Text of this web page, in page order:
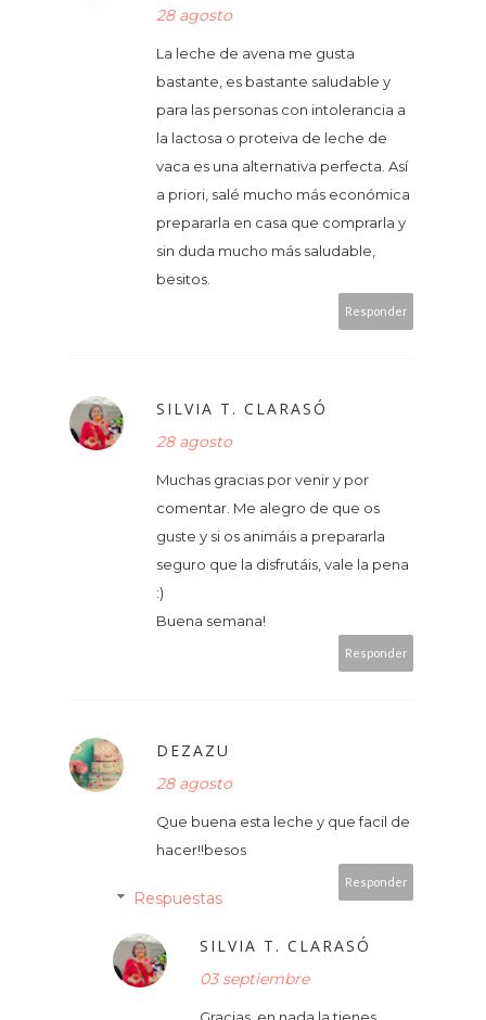
28 agosto
La leche de avena me gusta
bastante, es bastante saludable y
para las personas con intolerancia a
la lactosa o proteiva de leche de
vaca es una alternativa perfecta. Así
a priori, salé mucho más económica
prepararla en casa que comprarla y
sin duda mucho más saludable,
besitos.
Responder
SILVIA T. CLARASÓ
28 agosto
Muchas gracias por venir y por
comentar. Me alegro de que os
guste y si os animáis a prepararla
seguro que la disfrutáis, vale la pena
:)
Buena semana!
Responder
DEZAZU
28 agosto
Que buena esta leche y que facil de
hacer!!besos
Responder
Respuestas
SILVIA T. CLARASÓ
03 septiembre